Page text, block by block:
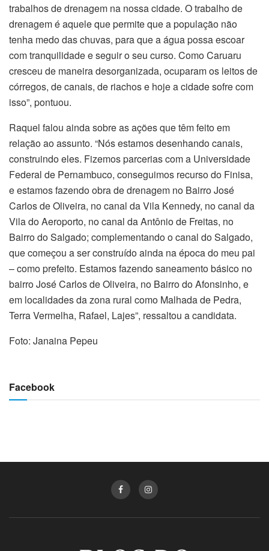
trabalhos de drenagem na nossa cidade. O trabalho de
drenagem é aquele que permite que a população não
tenha medo das chuvas, para que a água possa escoar
com tranquilidade e seguir o seu curso. Como Caruaru
cresceu de maneira desorganizada, ocuparam os leitos de
córregos, de canais, de riachos e hoje a cidade sofre com
isso”, pontuou.
Raquel falou ainda sobre as ações que têm feito em
relação ao assunto. “Nós estamos desenhando canais,
construindo eles. Fizemos parcerias com a Universidade
Federal de Pernambuco, conseguimos recurso do Finisa,
e estamos fazendo obra de drenagem no Bairro José
Carlos de Oliveira, no canal da Vila Kennedy, no canal da
Vila do Aeroporto, no canal da Antônio de Freitas, no
Bairro do Salgado; complementando o canal do Salgado,
que começou a ser construído ainda na época do meu pai
– como prefeito. Estamos fazendo saneamento básico no
bairro José Carlos de Oliveira, no Bairro do Afonsinho, e
em localidades da zona rural como Malhada de Pedra,
Terra Vermelha, Rafael, Lajes”, ressaltou a candidata.
Foto: Janaina Pepeu
Facebook